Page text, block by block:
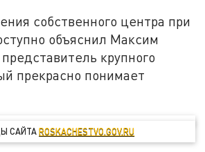
собственного центра при
объяснил Максим
крупного
прекрасно понимает
САЙТАROSKACHESTVO.GOV.RU